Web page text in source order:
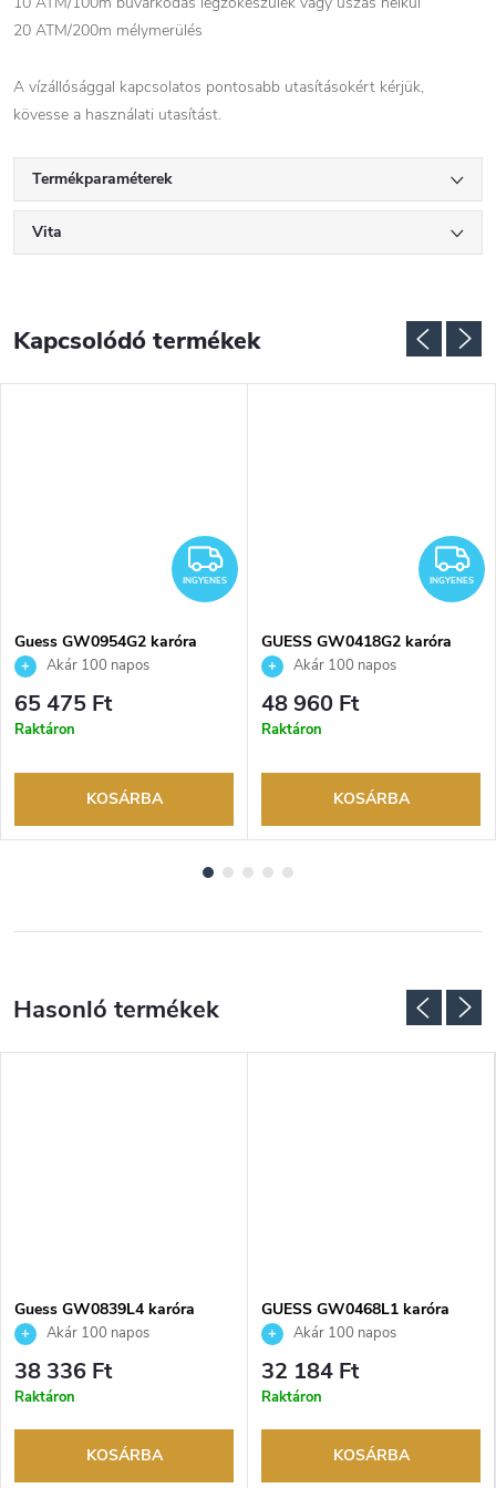
20 ATM/200m mélymerülés
A vízállósággal kapcsolatos pontosabb utasításokért kérjük,
kövesse a használati utasítást.
Termékparaméterek
Vita
Kapcsolódó termékek
INGYENES
INGYENES
Guess GW0954G2 karóra
Akár 100 napos
visszaküldési lehetőség. Hivatalos
márkakereskedő.
65 475 Ft
Raktáron
KOSÁRBA
INGYENES
GUESS GW0418G2 karóra
Akár 100 napos
visszaküldési lehetőség. Hivatalos
márkakereskedő.
48 960 Ft
Raktáron
KOSÁRBA
Guess GW0839L4 karóra
Akár 100 napos
visszaküldési lehetőség. Hivatalos
márkakereskedő.
38 336 Ft
Raktáron
KOSÁRBA
GUESS GW0468L1 karóra
Akár 100 napos
visszaküldési lehetőség. Hivatalos
márkakereskedő.
32 184 Ft
Raktáron
KOSÁRBA